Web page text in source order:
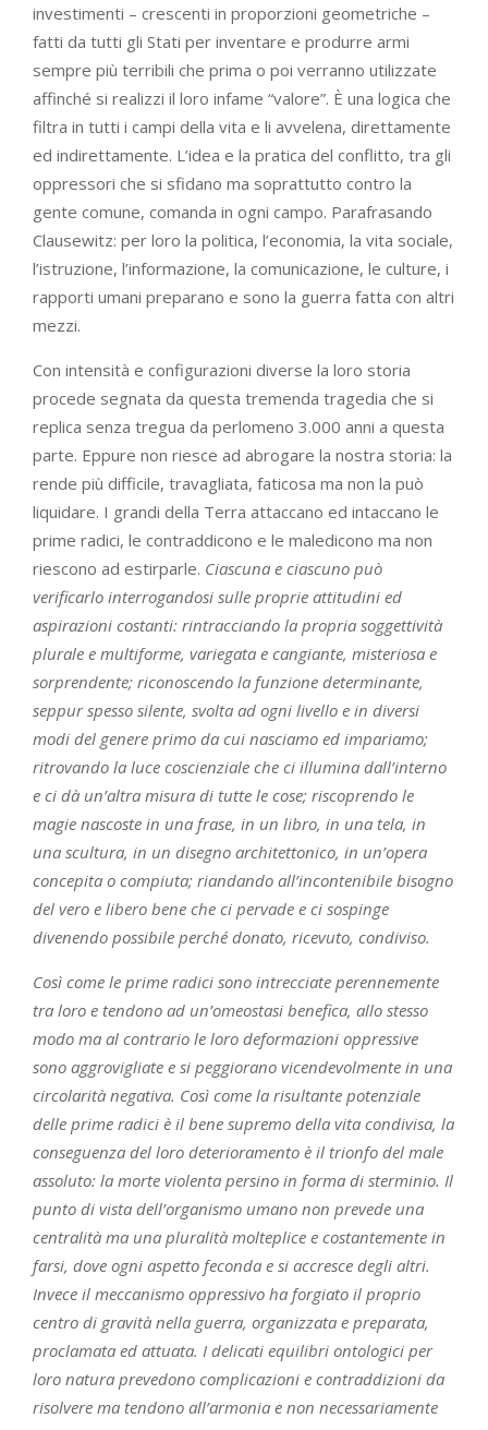
investimenti – crescenti in proporzioni geometriche –
fatti da tutti gli Stati per inventare e produrre armi
sempre più terribili che prima o poi verranno utilizzate
affinché si realizzi il loro infame “valore”. È una logica che
filtra in tutti i campi della vita e li avvelena, direttamente
ed indirettamente. L’idea e la pratica del conflitto, tra gli
oppressori che si sfidano ma soprattutto contro la
gente comune, comanda in ogni campo. Parafrasando
Clausewitz: per loro la politica, l’economia, la vita sociale,
l’istruzione, l’informazione, la comunicazione, le culture, i
rapporti umani preparano e sono la guerra fatta con altri
mezzi.
Con intensità e configurazioni diverse la loro storia
procede segnata da questa tremenda tragedia che si
replica senza tregua da perlomeno 3.000 anni a questa
parte. Eppure non riesce ad abrogare la nostra storia: la
rende più difficile, travagliata, faticosa ma non la può
liquidare. I grandi della Terra attaccano ed intaccano le
prime radici, le contraddicono e le maledicono ma non
riescono ad estirparle. Ciascuna e ciascuno può
verificarlo interrogandosi sulle proprie attitudini ed
aspirazioni costanti: rintracciando la propria soggettività
plurale e multiforme, variegata e cangiante, misteriosa e
sorprendente; riconoscendo la funzione determinante,
seppur spesso silente, svolta ad ogni livello e in diversi
modi del genere primo da cui nasciamo ed impariamo;
ritrovando la luce coscienziale che ci illumina dall’interno
e ci dà un’altra misura di tutte le cose; riscoprendo le
magie nascoste in una frase, in un libro, in una tela, in
una scultura, in un disegno architettonico, in un’opera
concepita o compiuta; riandando all’incontenibile bisogno
del vero e libero bene che ci pervade e ci sospinge
divenendo possibile perché donato, ricevuto, condiviso.
Così come le prime radici sono intrecciate perennemente
tra loro e tendono ad un’omeostasi benefica, allo stesso
modo ma al contrario le loro deformazioni oppressive
sono aggrovigliate e si peggiorano vicendevolmente in una
circolarità negativa. Così come la risultante potenziale
delle prime radici è il bene supremo della vita condivisa, la
conseguenza del loro deterioramento è il trionfo del male
assoluto: la morte violenta persino in forma di sterminio. Il
punto di vista dell’organismo umano non prevede una
centralità ma una pluralità molteplice e costantemente in
farsi, dove ogni aspetto feconda e si accresce degli altri.
Invece il meccanismo oppressivo ha forgiato il proprio
centro di gravità nella guerra, organizzata e preparata,
proclamata ed attuata. I delicati equilibri ontologici per
loro natura prevedono complicazioni e contraddizioni da
risolvere ma tendono all’armonia e non necessariamente